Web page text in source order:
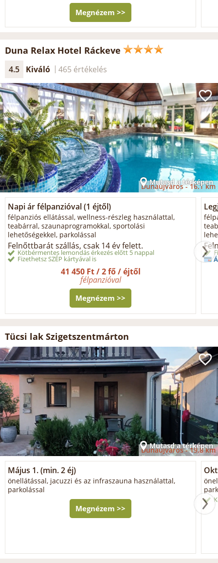
Megnézem >>
Duna Relax Hotel Ráckeve
4.5 Kiváló 465 értékelés
Mutasd a térképen
Dunaújváros -16.1 km
Napi ár félpanzióval (1 éjtől)
félpanziós ellátással, wellness-részleg használattal,
teabárral, szaunaprogramokkal, sportolási
lehetőségekkel, parkolással
Felnőttbarát szállás, csak 14 év felett.
Kötbérmentes lemondás érkezés előtt 5 nappal
Fizethetsz SZÉP kártyával is
41 450 Ft / 2 fő / éjtől
félpanzióval
Megnézem >>
Tücsi lak Szigetszentmárton
Mutasd a térképen
Dunaújváros -19.8 km
Május 1. (min. 2 éj)
önellátással, jacuzzi és az infraszauna használattal,
parkolással
Megnézem >>